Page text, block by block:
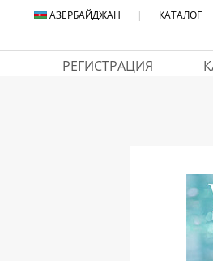
АЗЕРБАЙДЖАН | КАТАЛОГ
РЕГИСТРАЦИЯ